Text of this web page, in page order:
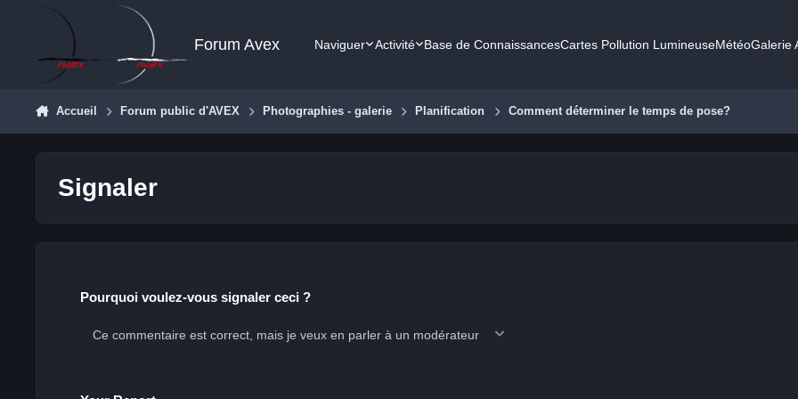
Aller au contenu
Forum Avex Naviguer Activité Base de ConnaissancesCartes Pollution LumineuseMétéoGalerie
Accueil Forum public d'AVEX Photographies - galerie Planification Comment déterminer le temps de pose?
Signaler
Pourquoi voulez-vous signaler ceci ?